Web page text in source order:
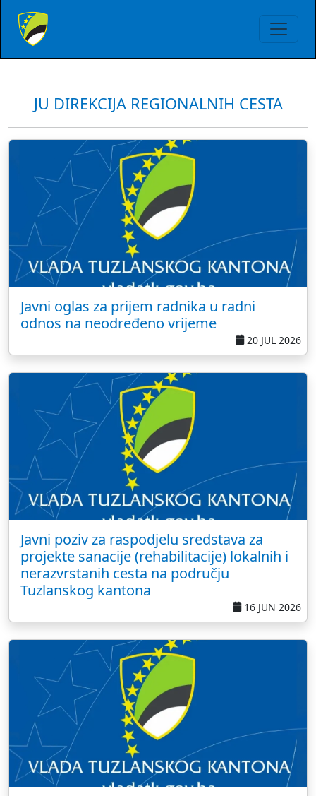
JU DIREKCIJA REGIONALNIH CESTA
Javni oglas za prijem radnika u radni
odnos na neodređeno vrijeme
20 JUL 2026
Javni poziv za raspodjelu sredstava za
projekte sanacije (rehabilitacije) lokalnih i
nerazvrstanih cesta na području
Tuzlanskog kantona
16 JUN 2026